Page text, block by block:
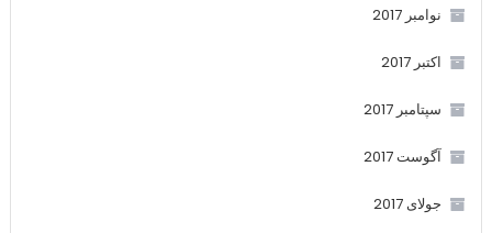
نوامبر 2017
اکتبر 2017
سپتامبر 2017
آگوست 2017
جولای 2017